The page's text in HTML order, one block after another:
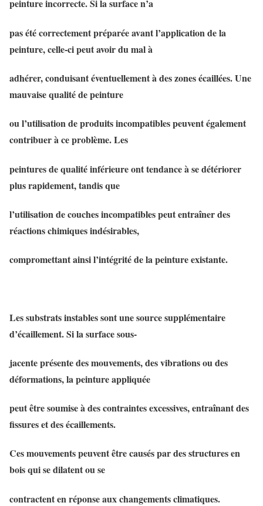
peinture incorrecte. Si la surface n’a
pas été correctement préparée avant l’application de la
peinture, celle-ci peut avoir du mal à
adhérer, conduisant éventuellement à des zones écaillées. Une
mauvaise qualité de peinture
ou l’utilisation de produits incompatibles peuvent également
contribuer à ce problème. Les
peintures de qualité inférieure ont tendance à se détériorer
plus rapidement, tandis que
l’utilisation de couches incompatibles peut entraîner des
réactions chimiques indésirables,
compromettant ainsi l’intégrité de la peinture existante.
Les substrats instables sont une source supplémentaire
d’écaillement. Si la surface sous-
jacente présente des mouvements, des vibrations ou des
déformations, la peinture appliquée
peut être soumise à des contraintes excessives, entraînant des
fissures et des écaillements.
Ces mouvements peuvent être causés par des structures en
bois qui se dilatent ou se
contractent en réponse aux changements climatiques.